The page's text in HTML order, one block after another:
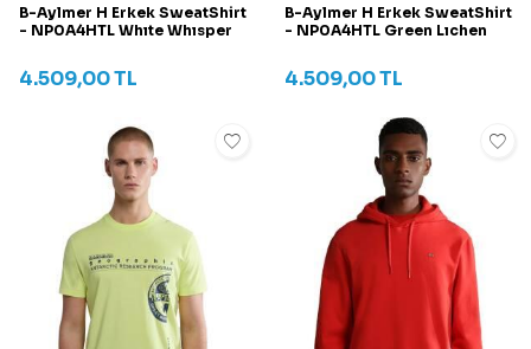
B-Aylmer H Erkek SweatShirt
- NP0A4HTL Whıte Whısper
4.509,00TL
B-Aylmer H Erkek SweatShirt
- NP0A4HTL Green Lıchen
4.509,00TL